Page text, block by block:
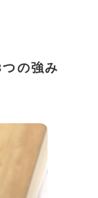
の強み